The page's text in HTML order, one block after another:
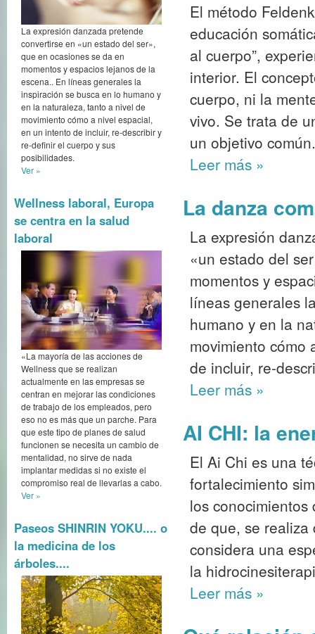
La expresión danzada pretende
convertirse en «un estado del ser»,
que en ocasiones se da en
momentos y espacios lejanos de la
escena.. En líneas generales la
inspiración se busca en lo humano y
en la naturaleza, tanto a nivel de
movimiento cómo a nivel espacial,
en un intento de incluir, re-describir y
re-definir el cuerpo y sus
posibilidades.
Ver »
Wellness laboral, Europa
se centra en la salud
laboral
«La mayoría de las acciones de
Wellness que se realizan
actualmente en las empresas se
centran en mejorar las condiciones
de trabajo de los empleados, pero
eso no es más que un parche. Para
que este tipo de planes de salud
funcionen se necesita un cambio de
mentalidad, no sirve de nada
implantar medidas si no existe el
compromiso real de llevarlas a cabo.
Ver »
Paseos SHINRIN YOKU.... o
la medicina de los
árboles....
El método
educación
al cuerpo”,
interior. El
cuerpo, ni la
vivo. Se trata de
un objetivo común.
Leer más »
La danza
La expresión
«un estado del
momentos y
líneas generales
humano y en la
movimiento cómo
de incluir, re-
Leer más »
AI CHI: la
El Ai Chi es una
fortalecimiento
los
de que, se realiza
considera una
la
Leer más »